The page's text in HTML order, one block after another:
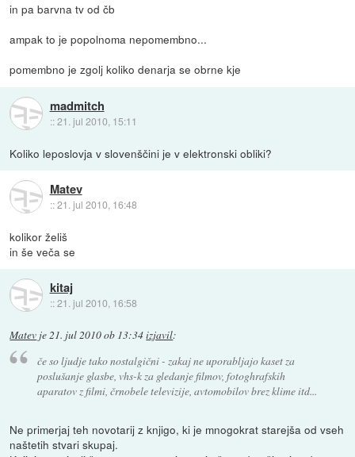
in pa barvna tv od čb
ampak to je popolnoma nepomembno...
pomembno je zgolj koliko denarja se obrne kje
madmitch
::21. jul 2010, 15:11
Koliko leposlovja v slovenščini je v elektronski obliki?
Matev
::21. jul 2010, 16:48
kolikor želiš
in še veča se
kitaj
::21. jul 2010, 16:58
Matev je 21. jul 2010 ob 13:34izjavil:
če so ljudje tako nostalgični - zakaj ne uporabljajo kaset za
poslušanje glasbe, vhs-k za gledanje filmov, fotoghrafskih
aparatov z filmi, črnobele televizije, avtomobilov brez klime itd...
Ne primerjaj teh novotarij z knjigo, ki je mnogokrat starejša od vseh
naštetih stvari skupaj.